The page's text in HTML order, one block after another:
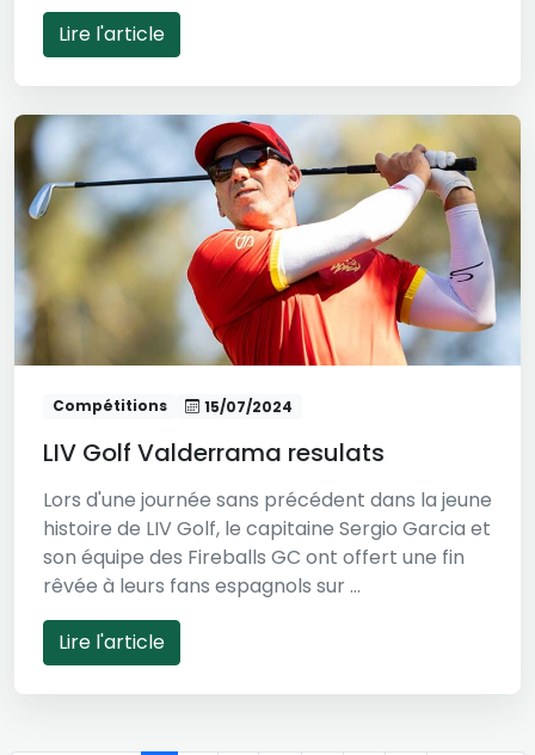
Lire l'article
Compétitions 15/07/2024
LIV Golf Valderrama resulats
Lors d'une journée sans précédent dans la jeune
histoire de LIV Golf, le capitaine Sergio Garcia et
son équipe des Fireballs GC ont offert une fin
rêvée à leurs fans espagnols sur ...
Lire l'article